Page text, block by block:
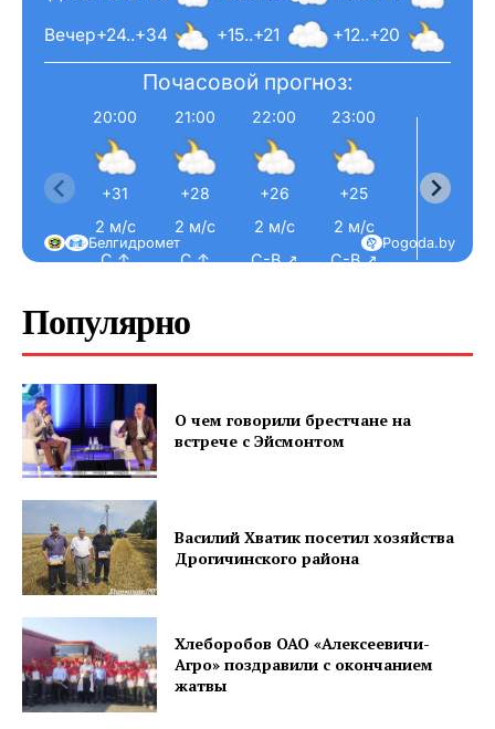
+24..+34
+15..+21
+12..+20
Вечер
Почасовой прогноз:
20:00
+31
2 м/с
С ↑
21:00
+28
2 м/с
С ↑
22:00
+26
2 м/с
С-В ↗
23:00
+25
2 м/с
С-В ↗
С ↑
Pogoda.by
Белгидромет
Популярно
О чем говорили брестчане на
встрече с Эйсмонтом
Василий Хватик посетил хозяйства
Дрогичинского района
Хлеборобов ОАО «Алексеевичи-
Агро» поздравили с окончанием
жатвы